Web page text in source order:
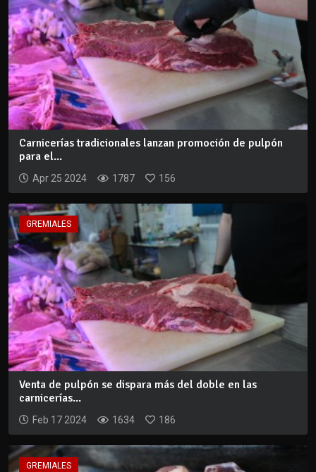
Carnicerías tradicionales lanzan promoción de pulpón
para el...
Apr 25 2024 1787 156
GREMIALES
Venta de pulpón se dispara más del doble en las
carnicerías...
Feb 17 2024 1634 186
GREMIALES